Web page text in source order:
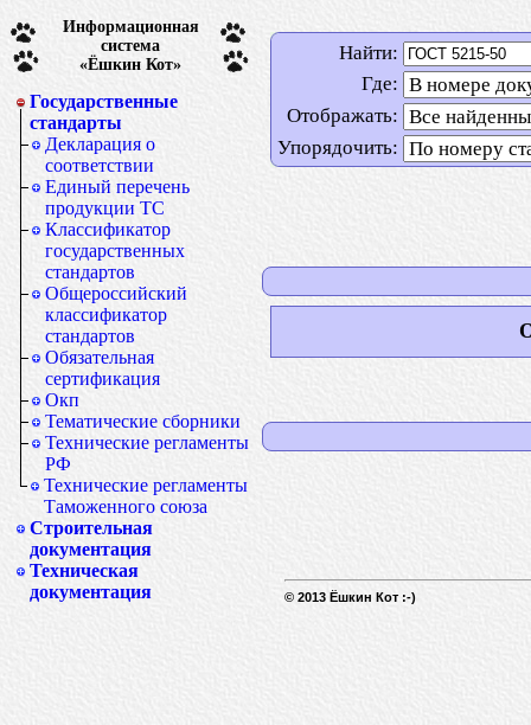
Информационная
система
«Ёшкин Кот»
Государственные
стандарты
Декларация о
соответствии
Единый перечень
продукции ТС
Классификатор
государственных
стандартов
Общероссийский
классификатор
стандартов
Обязательная
сертификация
Окп
Тематические сборники
Технические регламенты
РФ
Технические регламенты
Таможенного союза
Строительная
документация
Техническая
документация
Найти:
Где:
Отображать:
Упорядочить:
© 2013 Ёшкин Кот :-)